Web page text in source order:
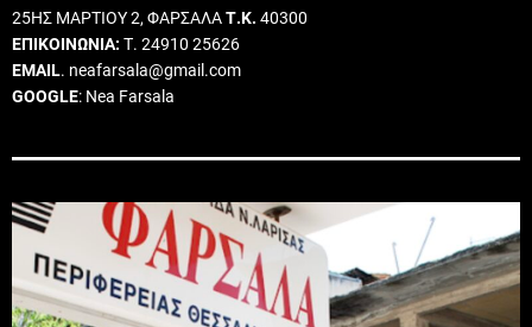
25ΗΣ ΜΑΡΤΙΟΥ 2, ΦΑΡΣΑΛΑΤ.Κ. 40300
ΕΠΙΚΟΙΝΩΝΙΑ: Τ. 24910 25626
EMAIL. neafarsala@gmail.com
GOOGLE: Nea Farsala